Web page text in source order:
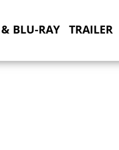
BLU-RAY TRAILER